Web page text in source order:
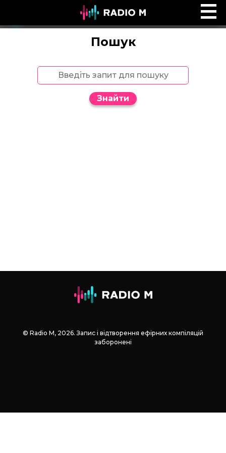
Ефір Radio M
Пошук
Знайти
© Radio М, 2026. Запис і відтворення ефірних компіляцій
заборонені